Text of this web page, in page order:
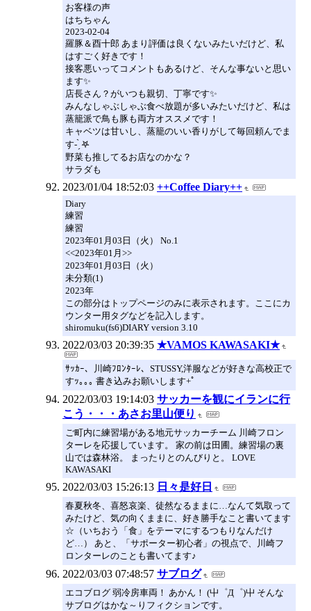
お客様の声
はちちゃん
2023-02-04
羅豚＆酉十郎 あまり評価は良くないみたいだけど、私
はすごく好きです！
接客悪いってコメントもあるけど、そんな事ないと思い
ます✨
店長さん？がいつも親切、丁寧です✨
みんなしゃぶしゃぶ食べ放題が多いみたいだけど、私は
蒸籠派で鳥も豚も両方オススメです！
キャベツは甘いし、蒸籠のいい香りがして毎回頼んでま
す- ̗̀ 𖤐
野菜も推してるお店なのかな？
サラダも
2023/01/04 18:52:03 ++Coffee Diary++
Diary
練習
練習
2023年01月03日（火） No.1
<<2023年01月>>
2023年01月03日（火）
未分類(1)
2023年
この部分はトップページのみに表示されます。ここにカ
ウンター用タグなどを記入します。
shiromuku(fs6)DIARY version 3.10
2022/03/03 20:39:35 ★VAMOS KAWASAKI★
ｻｯｶｰ、川崎ﾌﾛﾝﾀｰﾚ、STUSSY,洋服などが好きな高校正で
すｯ｡｡｡ 書き込みお願いします+ﾟ
2022/03/03 19:14:03 サッカーを観にイランに行
こう・・・あさお里山便り
ご町内に練習場がある地元サッカーチーム 川崎フロン
ターレを応援しています。 家の前は田圃。練習場の裏
山では森林浴。 まったりとのんびりと。 LOVE
KAWASAKI
2022/03/03 15:26:13 日々是好日
春夏秋冬、喜怒哀楽、徒然なるままに…なんて気取って
みたけど、気の向くままに、好き勝手なこと書いてます
☆（いちおう「食」をテーマにするつもりなんだけ
ど…） あと、「サポーター初心者」の視点で、川崎フ
ロンターレのことも書いてます♪
2022/03/03 07:48:57 サブログ
エコブログ 弱冷房車両！ あかん！ (屮゜Д゜)屮 そんな
サブログはかな～りフィクションです。